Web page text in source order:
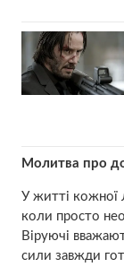
Молитва про
У житті
коли просто
Віруючі
сили завжди